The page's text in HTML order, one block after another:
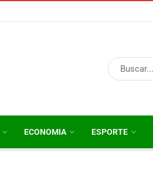
ECONOMIA ESPORTE